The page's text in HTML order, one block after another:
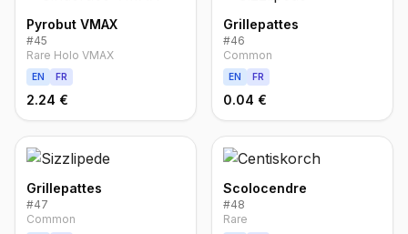
Pyrobut VMAX
#45
Rare Holo VMAX
EN FR
2.24 €
Grillepattes
#46
Common
EN FR
0.04 €
Grillepattes
#47
Common
Scolocendre
#48
Rare